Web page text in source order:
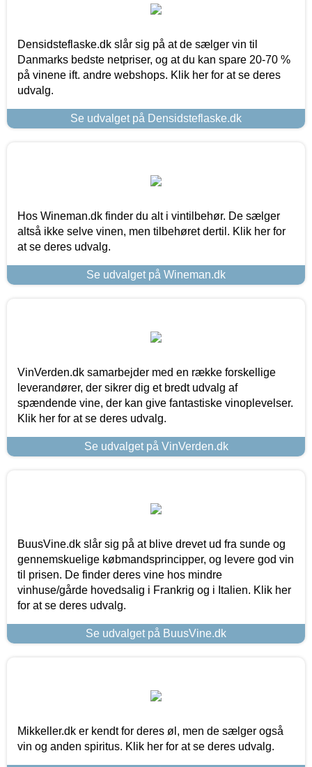
Densidsteflaske.dk slår sig på at de sælger vin til
Danmarks bedste netpriser, og at du kan spare 20-70 %
på vinene ift. andre webshops. Klik her for at se deres
udvalg.
Se udvalget på Densidsteflaske.dk
Hos Wineman.dk finder du alt i vintilbehør. De sælger
altså ikke selve vinen, men tilbehøret dertil. Klik her for
at se deres udvalg.
Se udvalget på Wineman.dk
VinVerden.dk samarbejder med en række forskellige
leverandører, der sikrer dig et bredt udvalg af
spændende vine, der kan give fantastiske vinoplevelser.
Klik her for at se deres udvalg.
Se udvalget på VinVerden.dk
BuusVine.dk slår sig på at blive drevet ud fra sunde og
gennemskuelige købmandsprincipper, og levere god vin
til prisen. De finder deres vine hos mindre
vinhuse/gårde hovedsalig i Frankrig og i Italien. Klik her
for at se deres udvalg.
Se udvalget på BuusVine.dk
Mikkeller.dk er kendt for deres øl, men de sælger også
vin og anden spiritus. Klik her for at se deres udvalg.